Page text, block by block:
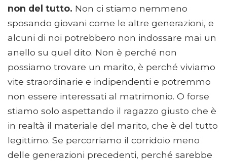
non del tutto. Non ci stiamo nemmeno
sposando giovani come le altre generazioni, e
alcuni di noi potrebbero non indossare mai un
anello su quel dito. Non è perché non
possiamo trovare un marito, è perché viviamo
vite straordinarie e indipendenti e potremmo
non essere interessati al matrimonio. O forse
stiamo solo aspettando il ragazzo giusto che è
in realtà il materiale del marito, che è del tutto
legittimo. Se percorriamo il corridoio meno
delle generazioni precedenti, perché sarebbe